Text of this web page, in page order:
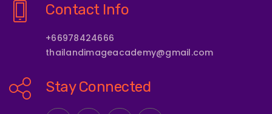
Contact Info
+66978424666
thailandimageacademy@gmail.com
Stay Connected